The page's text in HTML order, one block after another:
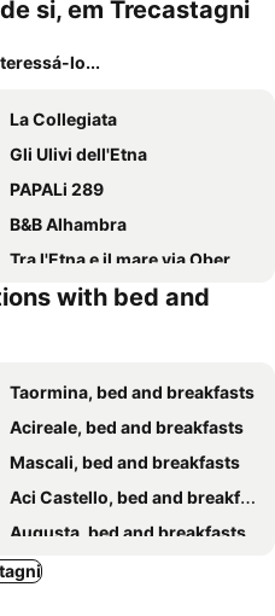
si, em Trecastagni
lo...
La Collegiata
Gli Ulivi dell'Etna
PAPALi 289
B&B Alhambra
Tra l'Etna e il mare via Oberdan
Urban Pop Hostel & BnB
La Regina del Duomo Catania Centro
B&b Riccioli
B&B San Leonardo
CATANIA E DINTORNI LIVING ROOMS
Le tre meraviglie a 200 m dal mare
Il Cortiletto Di Piazza Verga
with bed and
Taormina, bed and breakfasts
Acireale, bed and breakfasts
Mascali, bed and breakfasts
Aci Castello, bed and breakfasts
Augusta, bed and breakfasts
Nicolosi, bed and breakfasts